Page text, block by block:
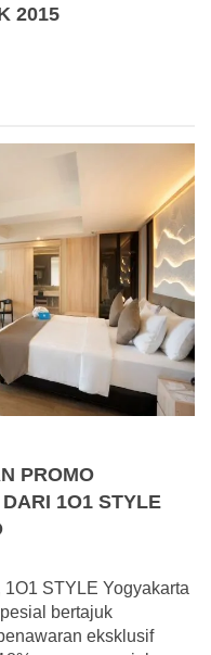
2015
PROMO
1O1 STYLE
STYLE Yogyakarta
bertajuk
eksklusif